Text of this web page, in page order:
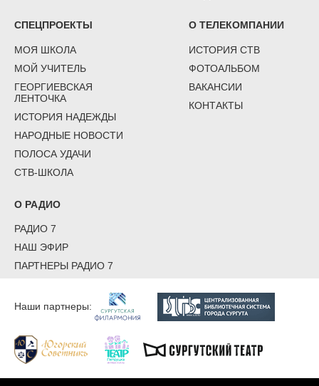
СПЕЦПРОЕКТЫ
МОЯ ШКОЛА
МОЙ УЧИТЕЛЬ
ГЕОРГИЕВСКАЯ
ЛЕНТОЧКА
ИСТОРИЯ НАДЕЖДЫ
НАРОДНЫЕ НОВОСТИ
ПОЛОСА УДАЧИ
СТВ-ШКОЛА
О ТЕЛЕКОМПАНИИ
ИСТОРИЯ СТВ
ФОТОАЛЬБОМ
ВАКАНСИИ
КОНТАКТЫ
О РАДИО
РАДИО 7
НАШ ЭФИР
ПАРТНЕРЫ РАДИО 7
Наши партнеры: